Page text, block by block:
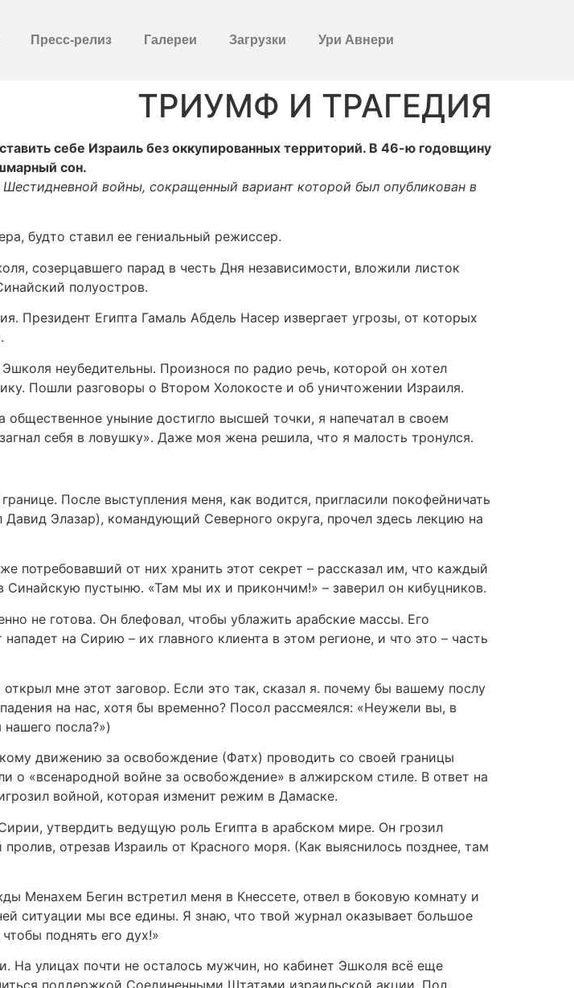
Ури Авнери
Загрузки
Галереи
Пресс-релиз
ТРИУМФ И ТРАГЕДИЯ
себе Израиль без оккупированных территорий. В 46-ю годовщину
сон.
войны, сокращенный вариант которой был опубликован в
будто ставил ее гениальный режиссер.
созерцавшего парад в честь Дня независимости, вложили листок
полуостров.
Президент Египта Гамаль Абдель Насер извергает угрозы, от которых
неубедительны. Произнося по радио речь, которой он хотел
Пошли разговоры о Втором Холокосте и об уничтожении Израиля.
уныние достигло высшей точки, я напечатал в своем
себя в ловушку». Даже моя жена решила, что я малость тронулся.
После выступления меня, как водится, пригласили покофейничать
Элазар), командующий Северного округа, прочел здесь лекцию на
потребовавший от них хранить этот секрет – рассказал им, что каждый
пустыню. «Там мы их и прикончим!» – заверил он кибуцников.
не готова. Он блефовал, чтобы ублажить арабские массы. Его
на Сирию – их главного клиента в этом регионе, и что это – часть
мне этот заговор. Если это так, сказал я. почему бы вашему послу
на нас, хотя бы временно? Посол рассмеялся: «Неужели вы, в
посла?»)
движению за освобождение (Фатх) проводить со своей границы
о «всенародной войне за освобождение» в алжирском стиле. В ответ на
войной, которая изменит режим в Дамаске.
утвердить ведущую роль Египта в арабском мире. Он грозил
отрезав Израиль от Красного моря. (Как выяснилось позднее, там
Менахем Бегин встретил меня в Кнессете, отвел в боковую комнату и
ситуации мы все едины. Я знаю, что твой журнал оказывает большое
поднять его дух!»
На улицах почти не осталось мужчин, но кабинет Эшколя всё еще